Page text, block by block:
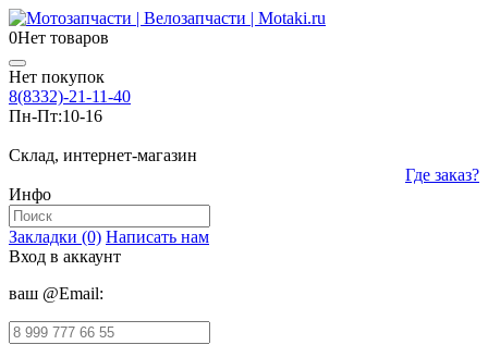
0Нет товаров
Нет покупок
8(8332)-21-11-40
Пн-Пт:10-16
Склад, интернет-магазин
Где заказ?
Инфо
Закладки (0) Написать нам
Вход в аккаунт
ваш @Email: